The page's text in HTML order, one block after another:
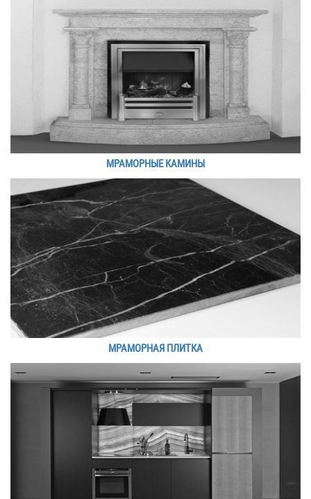
МРАМОРНЫЕ КАМИНЫ
МРАМОРНАЯ ПЛИТКА